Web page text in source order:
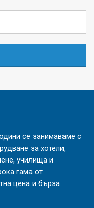
се занимаваме с
за хотели,
училища и
гама от
цена и бърза